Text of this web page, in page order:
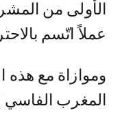
الأولى من
عملاً اتّسم
وموازاة مع هذه
المغرب الفاسي